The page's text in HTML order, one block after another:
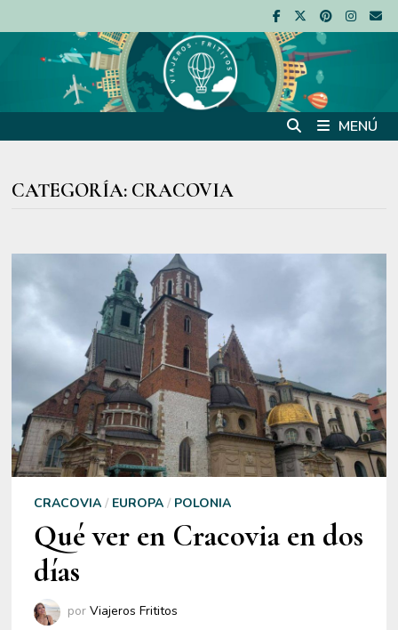
al
contenido
MENÚ
CATEGORÍA: CRACOVIA
CRACOVIA/ EUROPA/ POLONIA
Qué ver en Cracovia en dos
días
por Viajeros Frititos